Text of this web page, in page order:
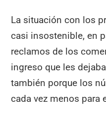
La situación con los
casi insostenible, en
reclamos de los
ingreso que les
también porque los
cada vez menos para